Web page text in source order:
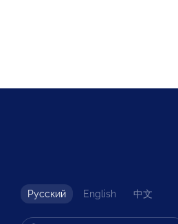
Русский English 中文